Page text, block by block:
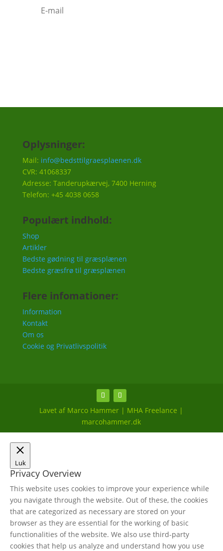
Oplysninger:
Mail: info@bedsttilgraesplaenen.dk
CVR: 41068337
Adresse: Tanderupkærvej, 7400 Herning
Telefon: +45 4038 0658
Populært indhold:
Shop
Artikler
Bedste gødning til græsplænen
Bedste græsfrø til græsplænen
Flere infomationer:
Information
Kontakt
Om os
Cookie og Privatlivspolitik
Lavet af Marco Hammer | MHA Freelance |
marcohammer.dk
Luk
Privacy Overview
This website uses cookies to improve your experience while
you navigate through the website. Out of these, the cookies
that are categorized as necessary are stored on your
browser as they are essential for the working of basic
functionalities of the website. We also use third-party
cookies that help us analyze and understand how you use